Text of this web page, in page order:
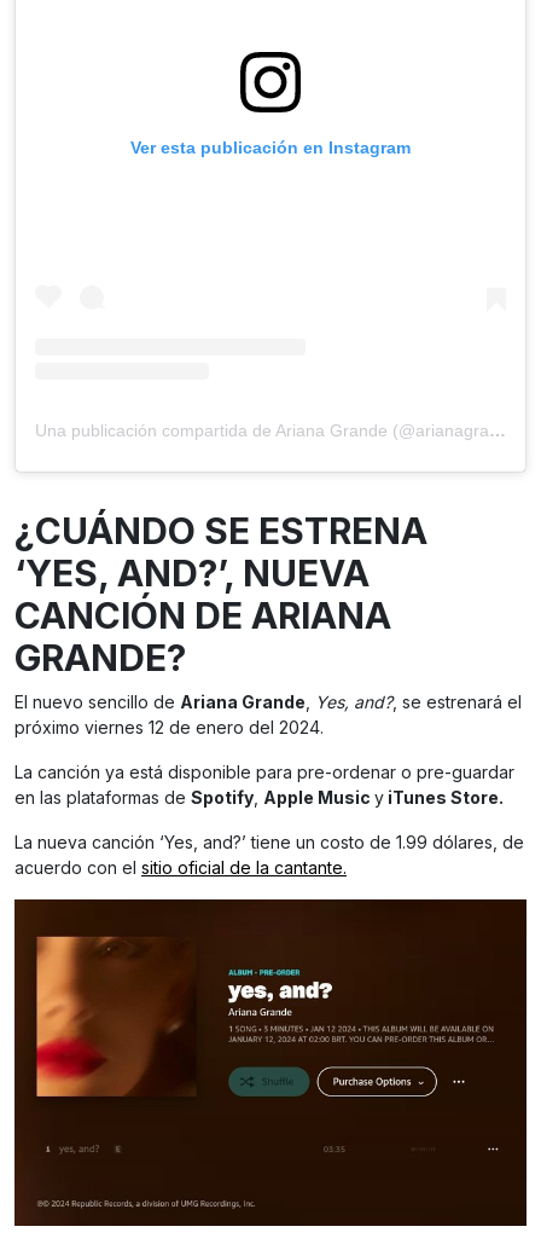
Ver esta publicación en Instagram
Una publicación compartida de Ariana Grande (@arianagrande)
¿CUÁNDO SE ESTRENA
‘YES, AND?’, NUEVA
CANCIÓN DE ARIANA
GRANDE?
El nuevo sencillo de Ariana Grande Yes, and?, se estrenará el
próximo viernes 12 de enero del 2024.
La canción ya está disponible para pre-ordenar o pre-guardar
en las plataformas de Spotify Apple Music y iTunes Store.
La nueva canción ‘Yes, and?’ tiene un costo de 1.99 dólares, de
acuerdo con el sitio oficial de la cantante.